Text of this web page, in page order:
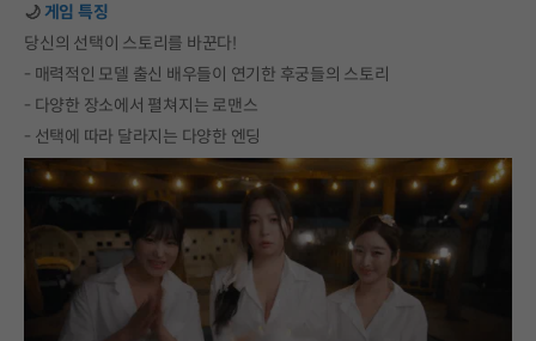
🌙게임 특징
당신의 선택이 스토리를 바꾼다!
- 매력적인 모델 출신 배우들이 연기한 후궁들의 스토리
- 다양한 장소에서 펼쳐지는 로맨스
- 선택에 따라 달라지는 다양한 엔딩